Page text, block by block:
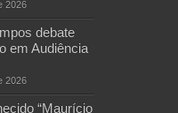
2026
debate
em Audiência
2026
“Maurício